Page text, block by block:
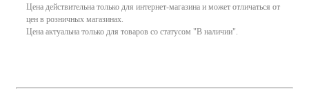
Цена действительна только для интернет-магазина и может отличаться от
цен в розничных магазинах.
Цена актуальна только для товаров со статусом "В наличии".